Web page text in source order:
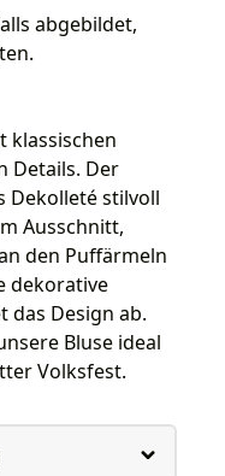
abgebildet,
klassischen
Details. Der
Dekolleté stilvoll
Ausschnitt,
den Puffärmeln
dekorative
das Design ab.
Bluse ideal
Volksfest.